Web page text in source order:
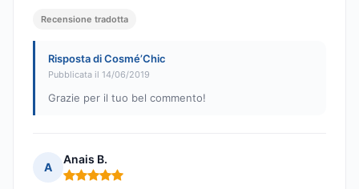
Recensione tradotta
Risposta di Cosmé’Chic
Pubblicata il 14/06/2019
Grazie per il tuo bel commento!
A
Anais B.
Nota: 5 su 5